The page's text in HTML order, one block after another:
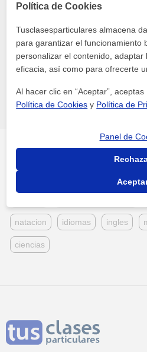
¿Cuánto cuesta una
Guía de precios y tarifas
natacion idiomas ingles
ciencias
Política de Cookies
Tusclasesparticulares almacena
para garantizar el funcionamiento
personalizar el contenido, adaptar
eficacia, así como para ofrecerte
Al hacer clic en “Aceptar”,
Política de Cookies y Política de
Panel de